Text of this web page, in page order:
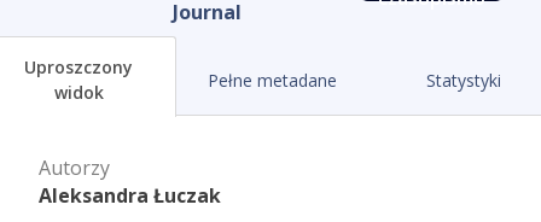
Journal
Uproszczony
widok
Pełne metadane Statystyki
Autorzy
Aleksandra Łuczak